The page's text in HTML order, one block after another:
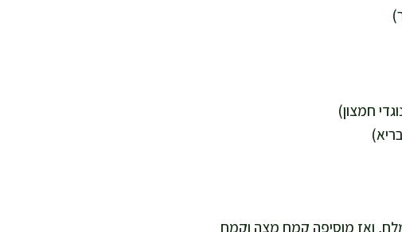
ואז מוסיפה קמח מצה וקמח